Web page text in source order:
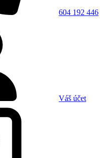
604 192 446
Váš účet